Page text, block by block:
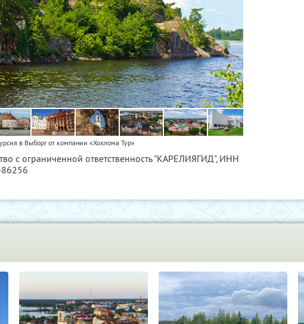
в Выборг от компании «Хохлома Тур»
с ограниченной ответственность "КАРЕЛИЯГИД", ИНН